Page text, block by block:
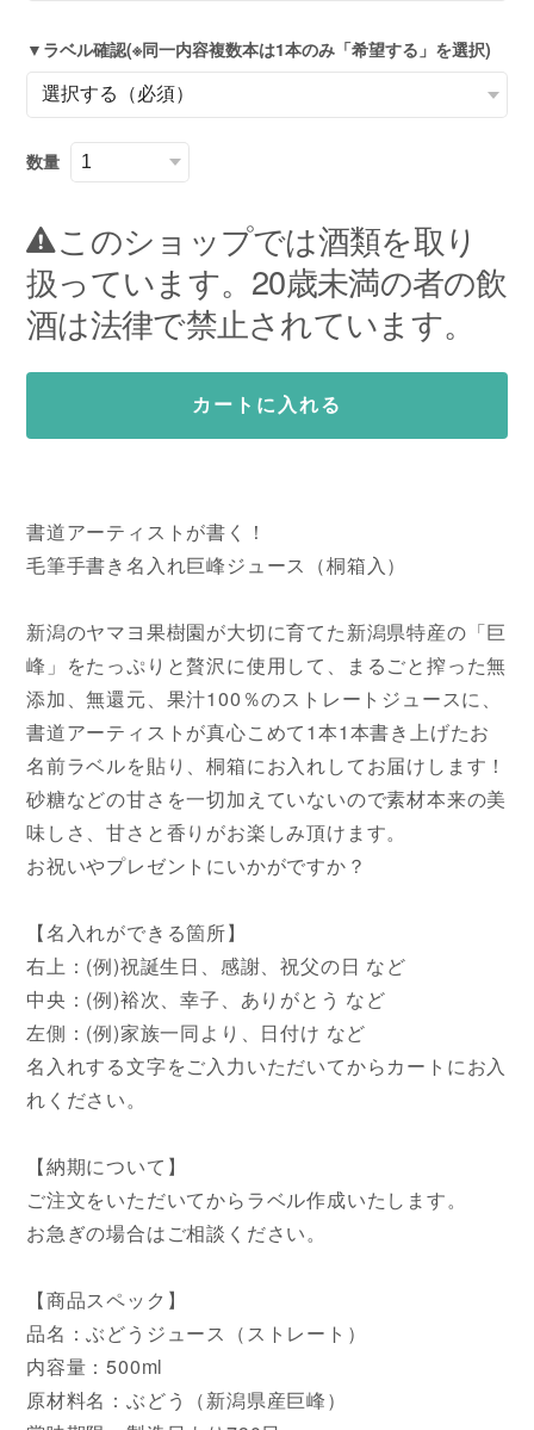
▼ラベル確認(※同一内容複数本は1本のみ「希望する」を選択)
数量
このショップでは酒類を取り
扱っています。20歳未満の者の飲
酒は法律で禁止されています。
カートに入れる
書道アーティストが書く！
毛筆手書き名入れ巨峰ジュース（桐箱入）
新潟のヤマヨ果樹園が大切に育てた新潟県特産の「巨
峰」をたっぷりと贅沢に使用して、まるごと搾った無
添加、無還元、果汁100％のストレートジュースに、
書道アーティストが真心こめて1本1本書き上げたお
名前ラベルを貼り、桐箱にお入れしてお届けします！
砂糖などの甘さを一切加えていないので素材本来の美
味しさ、甘さと香りがお楽しみ頂けます。
お祝いやプレゼントにいかがですか？
【名入れができる箇所】
右上：(例)祝誕生日、感謝、祝父の日 など
中央：(例)裕次、幸子、ありがとう など
左側：(例)家族一同より、日付け など
名入れする文字をご入力いただいてからカートにお入
れください。
【納期について】
ご注文をいただいてからラベル作成いたします。
お急ぎの場合はご相談ください。
【商品スペック】
品名：ぶどうジュース（ストレート）
内容量：500ml
原材料名：ぶどう（新潟県産巨峰）